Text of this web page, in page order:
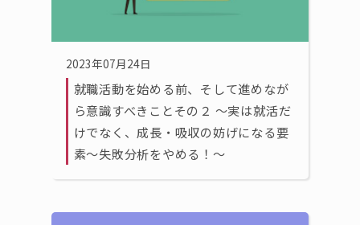
2023年07月24日
就職活動を始める前、そして進めなが
ら意識すべきことその２ 〜実は就活だ
けでなく、成長・吸収の妨げになる要
素〜失敗分析をやめる！〜